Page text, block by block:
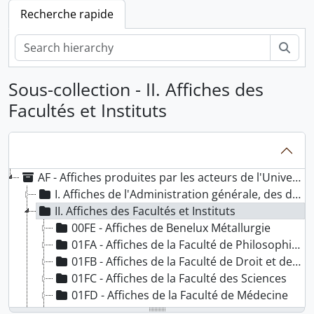
Recherche rapide
Sous-collection - II. Affiches des
Facultés et Instituts
AF - Affiches produites par les acteurs de l'Université libre de Bruxelles
I. Affiches de l'Administration générale, des départements et des services
II. Affiches des Facultés et Instituts
00FE - Affiches de Benelux Métallurgie
01FA - Affiches de la Faculté de Philosophie et Lettres
01FB - Affiches de la Faculté de Droit et de Criminologie
01FC - Affiches de la Faculté des Sciences
01FD - Affiches de la Faculté de Médecine